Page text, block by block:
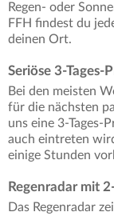
Regen- oder
FFH findest du
deinen Ort.
Seriöse 3-Tages-
Bei den meisten
für die nächsten
uns eine 3-Tages-
auch eintreten
einige Stunden
Regenradar mit
Das Regenradar